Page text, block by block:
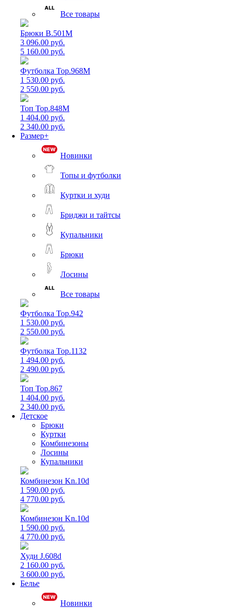
Все товары
Брюки B.501M
3 096.00 руб.
5 160.00 руб.
Футболка Top.968M
1 530.00 руб.
2 550.00 руб.
Топ Top.848M
1 404.00 руб.
2 340.00 руб.
Размер+
Новинки
Топы и футболки
Куртки и худи
Бриджи и тайтсы
Купальники
Брюки
Лосины
Все товары
Футболка Top.942
1 530.00 руб.
2 550.00 руб.
Футболка Top.1132
1 494.00 руб.
2 490.00 руб.
Топ Top.867
1 404.00 руб.
2 340.00 руб.
Детское
Брюки
Куртки
Комбинезоны
Лосины
Купальники
Комбинезон Kn.10d
1 590.00 руб.
4 770.00 руб.
Комбинезон Kn.10d
1 590.00 руб.
4 770.00 руб.
Худи J.608d
2 160.00 руб.
3 600.00 руб.
Белье
Новинки